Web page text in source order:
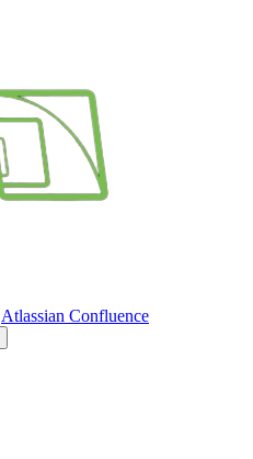
Atlassian Confluence